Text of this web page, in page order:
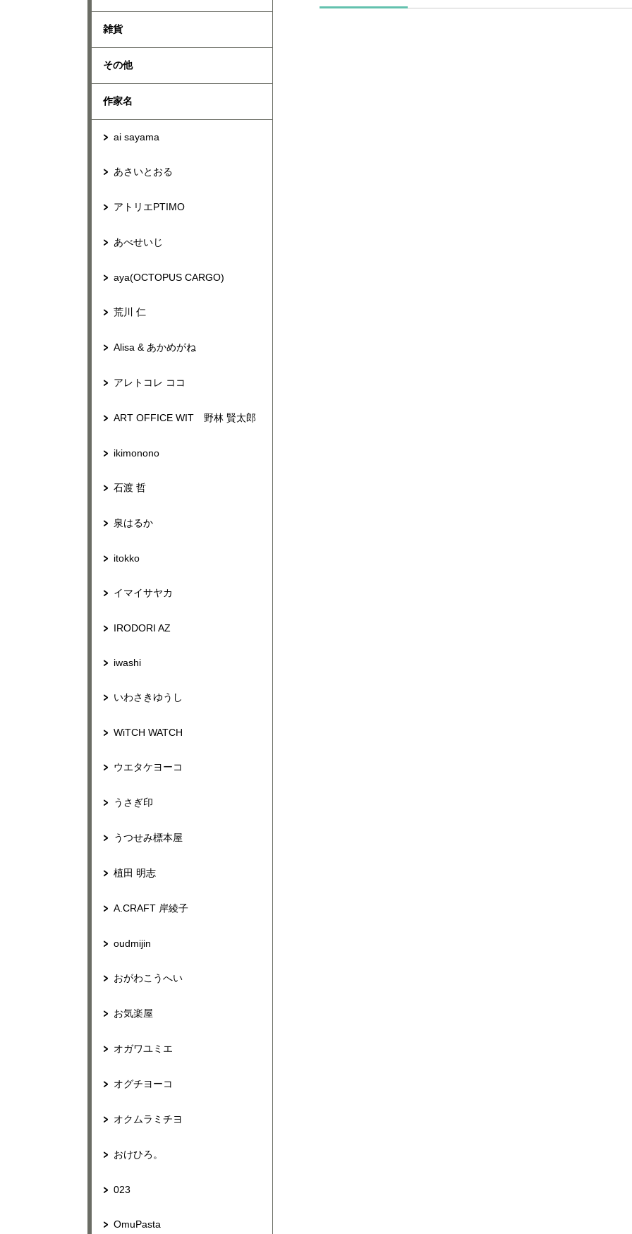
雑貨
その他
作家名
ai sayama
あさいとおる
アトリエPTIMO
あべせいじ
aya(OCTOPUS CARGO)
荒川 仁
Alisa & あかめがね
アレトコレ ココ
ART OFFICE WIT 野林 賢太郎
ikimonono
石渡 哲
泉はるか
itokko
イマイサヤカ
IRODORI AZ
iwashi
いわさきゆうし
WiTCH WATCH
ウエタケヨーコ
うさぎ印
うつせみ標本屋
植田 明志
A.CRAFT 岸綾子
oudmijin
おがわこうへい
お気楽屋
オガワユミエ
オグチヨーコ
オクムラミチヨ
おけひろ。
023
OmuPasta